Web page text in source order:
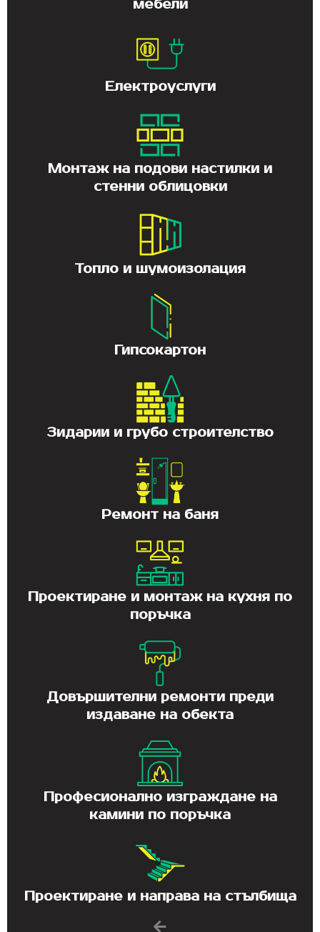
мебели
Електроуслуги
Монтаж на подови настилки и
стенни облицовки
Топло и шумоизолация
Гипсокартон
Зидарии и грубо строителство
Ремонт на баня
Проектиране и монтаж на кухня по
поръчка
Довършителни ремонти преди
издаване на обекта
Професионално изграждане на
камини по поръчка
Проектиране и направа на стълбища